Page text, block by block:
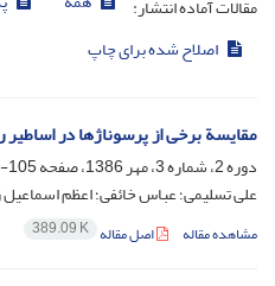
مقالات آماده انتشار:
اصلاح شده برای چاپ
مقایسة برخی از پرسوناژها در اساطیر
دوره 2، شماره 3، مهر 1386، صفحه
105-126
علی تسلیمی؛ عباس خائفی؛ اعظم اسماعیل
مشاهده مقاله اصل مقاله 389.09 K